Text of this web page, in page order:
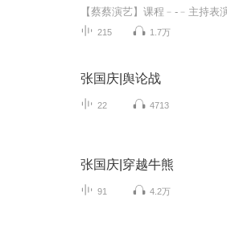
215 1.7万
张国庆|舆论战
22 4713
张国庆|穿越牛熊
91 4.2万